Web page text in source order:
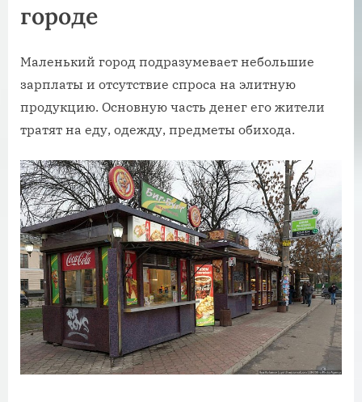
городе
Маленький город подразумевает небольшие
зарплаты и отсутствие спроса на элитную
продукцию. Основную часть денег его жители
тратят на еду, одежду, предметы обихода.